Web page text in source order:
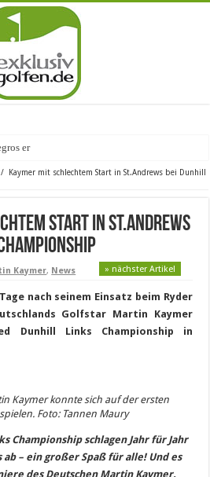
erste Go
/
Kaymer mit schlechtem Start in St.Andrews bei Dunhill
Start in St.Andrews
Kaymer, News » nächster Artikel
nach seinem Einsatz beim Ryder
Golfstar Martin Kaymer
Dunhill Links Championship in
Kaymer konnte sich auf der ersten
Foto: Tannen Maury
Championship schlagen Jahr für Jahr
– ein großer Spaß für alle! Und es
des Deutschen Martin Kaymer.